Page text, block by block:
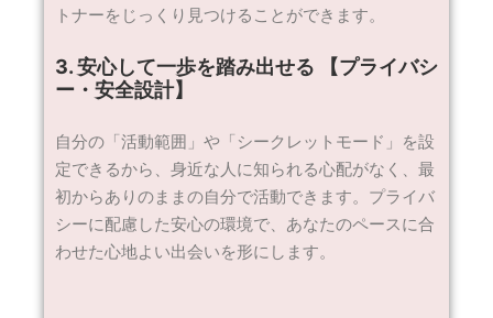
トナーをじっくり見つけることができます。
3. 安心して一歩を踏み出せる 【プライバシ
ー・安全設計】
自分の「活動範囲」や「シークレットモード」を設
定できるから、身近な人に知られる心配がなく、最
初からありのままの自分で活動できます。プライバ
シーに配慮した安心の環境で、あなたのペースに合
わせた心地よい出会いを形にします。